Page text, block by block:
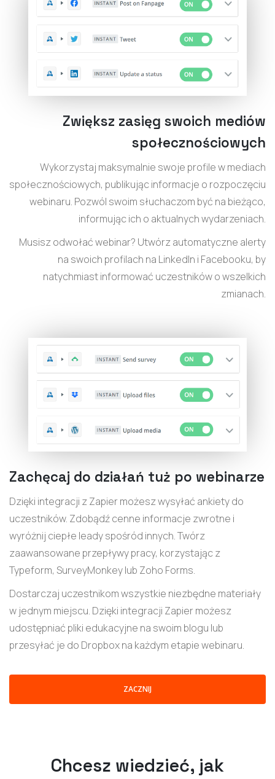
Zwiększ zasięg swoich mediów
społecznościowych
Wykorzystaj maksymalnie swoje profile w mediach
społecznościowych, publikując informacje o rozpoczęciu
webinaru. Pozwól swoim słuchaczom być na bieżąco,
informując ich o aktualnych wydarzeniach.
Musisz odwołać webinar? Utwórz automatyczne alerty
na swoich profilach na LinkedIn i Facebooku, by
natychmiast informować uczestników o wszelkich
zmianach.
Zachęcaj do działań tuż po webinarze
Dzięki integracji z Zapier możesz wysyłać ankiety do
uczestników. Zdobądź cenne informacje zwrotne i
wyróżnij ciepłe leady spośród innych. Twórz
zaawansowane przepływy pracy, korzystając z
Typeform, SurveyMonkey lub Zoho Forms.
Dostarczaj uczestnikom wszystkie niezbędne materiały
w jednym miejscu. Dzięki integracji Zapier możesz
udostępniać pliki edukacyjne na swoim blogu lub
przesyłać je do Dropbox na każdym etapie webinaru.
ZACZNIJ
Chcesz wiedzieć, jak